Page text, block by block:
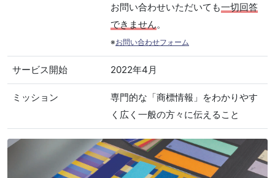
お問い合わせいただいても一切回答
できません。
※お問い合わせフォーム
サービス開始 2022年4月
ミッション
専門的な「商標情報」をわかりやす
く広く一般の方々に伝えること